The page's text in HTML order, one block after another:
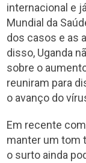
internacional e
Mundial da
dos casos e as
disso, Uganda
sobre o
reuniram para
o avanço do
Em recente
manter um tom
o surto ainda